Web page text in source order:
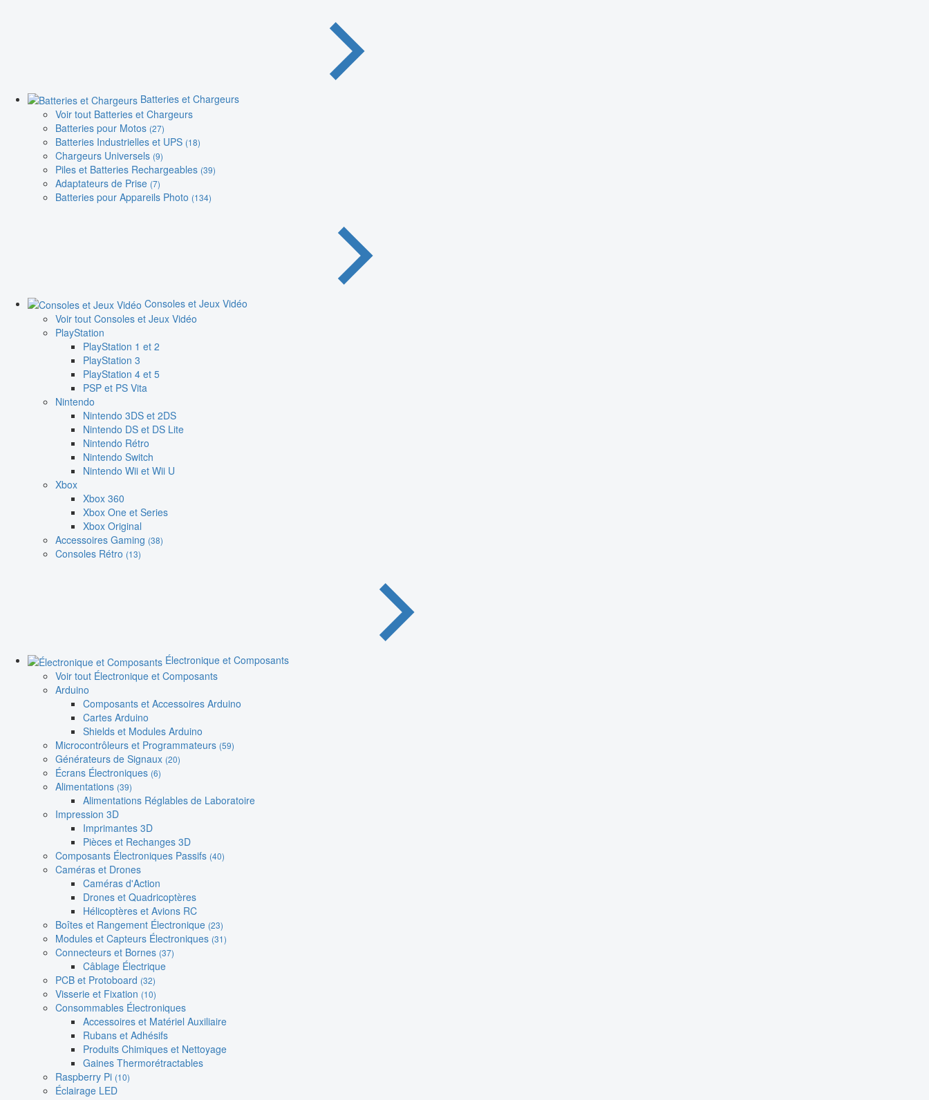
Batteries et Chargeurs
Voir tout Batteries et Chargeurs
Batteries pour Motos (27)
Batteries Industrielles et UPS (18)
Chargeurs Universels (9)
Piles et Batteries Rechargeables (39)
Adaptateurs de Prise (7)
Batteries pour Appareils Photo (134)
Consoles et Jeux Vidéo
Voir tout Consoles et Jeux Vidéo
PlayStation
PlayStation 1 et 2
PlayStation 3
PlayStation 4 et 5
PSP et PS Vita
Nintendo
Nintendo 3DS et 2DS
Nintendo DS et DS Lite
Nintendo Rétro
Nintendo Switch
Nintendo Wii et Wii U
Xbox
Xbox 360
Xbox One et Series
Xbox Original
Accessoires Gaming (38)
Consoles Rétro (13)
Électronique et Composants
Voir tout Électronique et Composants
Arduino
Composants et Accessoires Arduino
Cartes Arduino
Shields et Modules Arduino
Microcontrôleurs et Programmateurs (59)
Générateurs de Signaux (20)
Écrans Électroniques (6)
Alimentations (39)
Alimentations Réglables de Laboratoire
Impression 3D
Imprimantes 3D
Pièces et Rechanges 3D
Composants Électroniques Passifs (40)
Caméras et Drones
Caméras d'Action
Drones et Quadricoptères
Hélicoptères et Avions RC
Boîtes et Rangement Électronique (23)
Modules et Capteurs Électroniques (31)
Connecteurs et Bornes (37)
Câblage Électrique
PCB et Protoboard (32)
Visserie et Fixation (10)
Consommables Électroniques
Accessoires et Matériel Auxiliaire
Rubans et Adhésifs
Produits Chimiques et Nettoyage
Gaines Thermorétractables
Raspberry Pi (10)
Éclairage LED